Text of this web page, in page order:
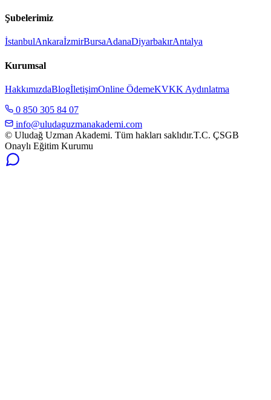
Şubelerimiz
İstanbulAnkaraİzmirBursaAdanaDiyarbakırAntalya
Kurumsal
HakkımızdaBlogİletişimOnline ÖdemeKVKK Aydınlatma
0 850 305 84 07
info@uludaguzmanakademi.com
© Uludağ Uzman Akademi. Tüm hakları saklıdır.T.C. ÇSGB
Onaylı Eğitim Kurumu